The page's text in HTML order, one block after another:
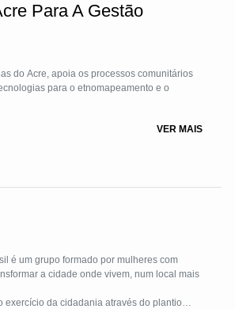
Para A Gestão
do Acre, apoia os processos comunitários
para o etnomapeamento e o
VER MAIS
é um grupo formado por mulheres com
a cidade onde vivem, num local mais
exercício da cidadania através do plantio